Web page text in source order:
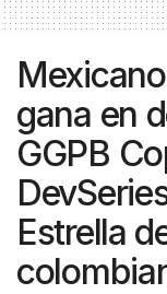
gana en
GGPB
Estrella